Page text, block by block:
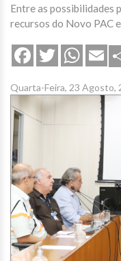
Entre as possibilidades
recursos do Novo PAC
FacebookTwitter
Quarta-Feira, 23 Agosto,